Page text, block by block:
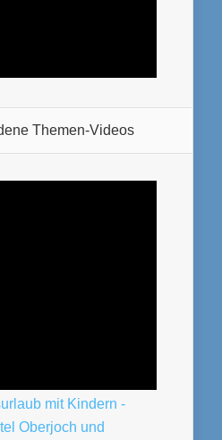
Themen-Videos
mit Kindern -
Oberjoch und